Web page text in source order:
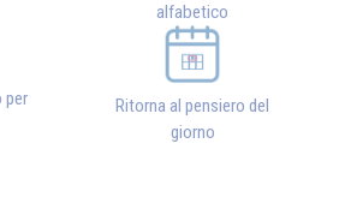
alfabetico
per
Ritorna al pensiero del
giorno